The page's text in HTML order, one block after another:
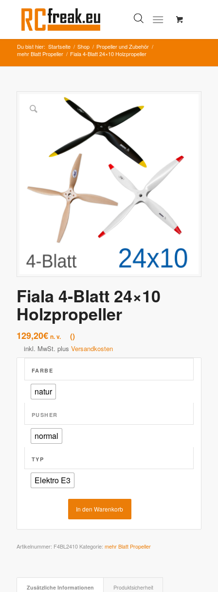
Du bist hier: Startseite / Shop / Propeller und Zubehör /
mehr Blatt Propeller / Fiala 4-Blatt 24×10 Holzpropeller
Fiala 4-Blatt 24×10
Holzpropeller
129,20€ n. v.
inkl. MwSt. plus Versandkosten
FARBE
natur
PUSHER
normal
TYP
Elektro E3
In den Warenkorb
Artikelnummer: F4BL2410 Kategorie: mehr Blatt Propeller
Zusätzliche Informationen Produktsicherheit